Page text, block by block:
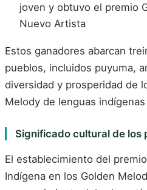
joven y obtuvo el premio
Nuevo Artista
Estos ganadores abarcan
pueblos, incluidos puyuma,
diversidad y prosperidad de
Melody de lenguas
Significado cultural de los
El establecimiento del
Indígena en los Golden